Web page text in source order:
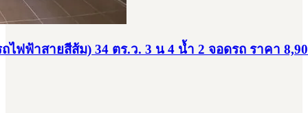
ฟฟ้าสายสีส้ม) 34 ตร.ว. 3 น 4 น้ำ 2 จอดรถ ราคา